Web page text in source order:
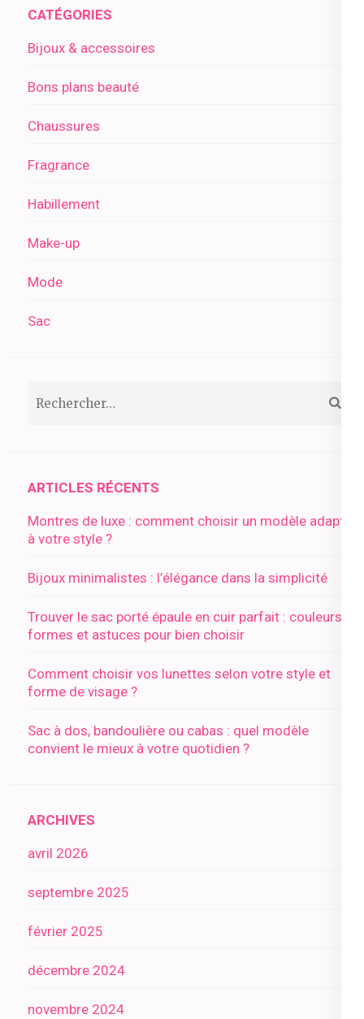
CATÉGORIES
Bijoux & accessoires
Bons plans beauté
Chaussures
Fragrance
Habillement
Make-up
Mode
Sac
ARTICLES RÉCENTS
Montres de luxe : comment choisir un modèle adapté
à votre style ?
Bijoux minimalistes : l’élégance dans la simplicité
Trouver le sac porté épaule en cuir parfait : couleurs,
formes et astuces pour bien choisir
Comment choisir vos lunettes selon votre style et
forme de visage ?
Sac à dos, bandoulière ou cabas : quel modèle
convient le mieux à votre quotidien ?
ARCHIVES
avril 2026
septembre 2025
février 2025
décembre 2024
novembre 2024